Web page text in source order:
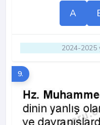
A
2024-2025
9.